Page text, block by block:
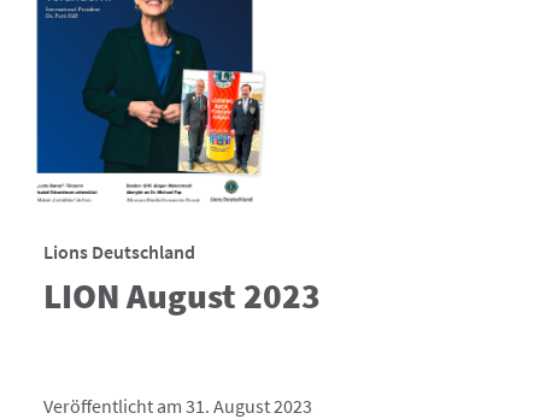
Lions Deutschland
LION August 2023
Veröffentlicht am 31. August 2023